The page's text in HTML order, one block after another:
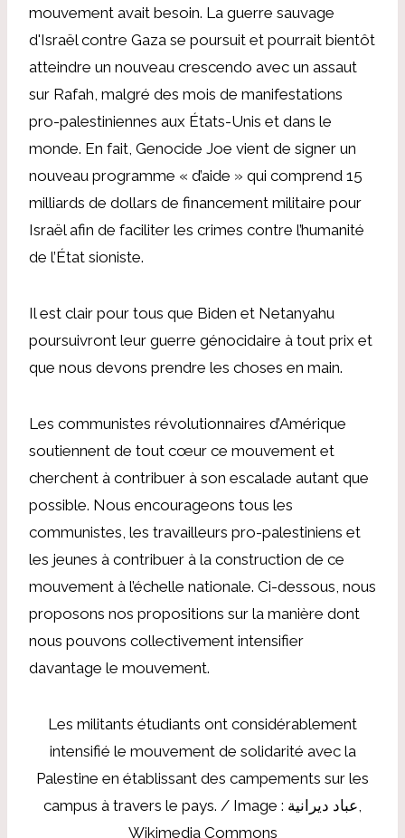
mouvement avait besoin. La guerre sauvage
d'Israël contre Gaza se poursuit et pourrait bientôt
atteindre un nouveau crescendo avec un assaut
sur Rafah, malgré des mois de manifestations
pro-palestiniennes aux États-Unis et dans le
monde. En fait, Genocide Joe vient de signer un
nouveau programme « d’aide » qui comprend 15
milliards de dollars de financement militaire pour
Israël afin de faciliter les crimes contre l’humanité
de l’État sioniste.
Il est clair pour tous que Biden et Netanyahu
poursuivront leur guerre génocidaire à tout prix et
que nous devons prendre les choses en main.
Les communistes révolutionnaires d’Amérique
soutiennent de tout cœur ce mouvement et
cherchent à contribuer à son escalade autant que
possible. Nous encourageons tous les
communistes, les travailleurs pro-palestiniens et
les jeunes à contribuer à la construction de ce
mouvement à l’échelle nationale. Ci-dessous, nous
proposons nos propositions sur la manière dont
nous pouvons collectivement intensifier
davantage le mouvement.
Les militants étudiants ont considérablement
intensifié le mouvement de solidarité avec la
Palestine en établissant des campements sur les
campus à travers le pays. / Image : عباد ديرانية,
Wikimedia Commons